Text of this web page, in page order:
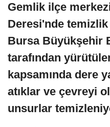
Gemlik ilçe
Deresi'nde temizlik
Bursa Büyükşehir
tarafından
kapsamında dere
atıklar ve çevreyi
unsurlar